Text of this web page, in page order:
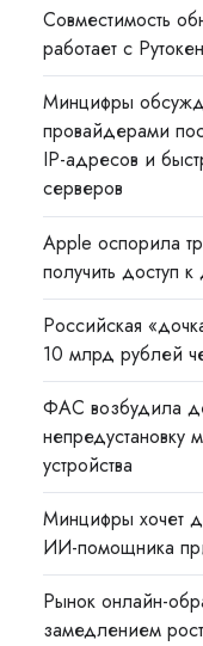
Совместимость
работает с
Минцифры
провайдерами
IP-адресов и
серверов
Apple оспорила
получить доступ
Российская
10 млрд рублей
ФАС возбудила
устройства
Минцифры хочет
ИИ-помощника
Рынок онлайн-
замедлением